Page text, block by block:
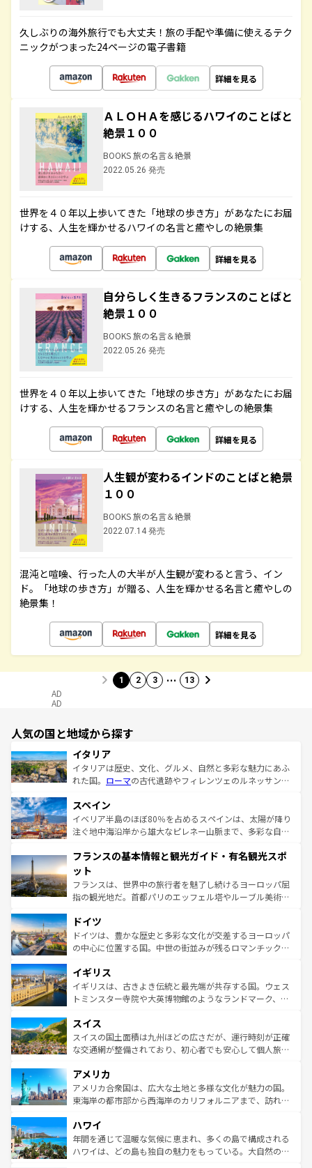
久しぶりの海外旅行でも大丈夫！旅の手配や準備に使えるテク
ニックがつまった24ページの電子書籍
詳細を見る
ＡＬＯＨＡを感じるハワイのことばと
絶景１００
BOOKS 旅の名言＆絶景
2022.05.26 発売
世界を４０年以上歩いてきた「地球の歩き方」があなたにお届
けする、人生を輝かせるハワイの名言と癒やしの絶景集
詳細を見る
自分らしく生きるフランスのことばと
絶景１００
BOOKS 旅の名言＆絶景
2022.05.26 発売
世界を４０年以上歩いてきた「地球の歩き方」があなたにお届
けする、人生を輝かせるフランスの名言と癒やしの絶景集
詳細を見る
人生観が変わるインドのことばと絶景
１００
BOOKS 旅の名言＆絶景
2022.07.14 発売
混沌と喧噪、行った人の大半が人生観が変わると言う、イン
ド。「地球の歩き方」が贈る、人生を輝かせる名言と癒やしの
絶景集！
詳細を見る
1 2 3 … 13
AD
AD
人気の国と地域から探す
イタリア
イタリアは歴史、文化、グルメ、自然と多彩な魅力にあふ
れた国。 ローマの古代遺跡やフィレンツェのルネッサンス
ろん、トスカーナの美しい田園風景やアマルフィ海岸の絶
景など、自然景観も見逃せない。観光の合間には、本場の
ピザやパスタなど、絶品のイタリア料理を堪能することも
ませてくれるイタリアで、忘れられない旅をしてみよう！
なお、新着のイタリア情報は
しい。
スペイン
イベリア半島のほぼ80％を占めるスペインは、太陽が降り
注ぐ地中海沿岸から雄大なピレネー山脈まで、多彩な自然
文化が根付くこの国では、情熱的なフラメンコ、熱気あふ
れる闘牛、そして美味しいタパスが生活の一部となってい
る。首都マドリードの洗練された雰囲気や、バルセロナの
アートに溢れた街角から、地方では古代ローマ遺跡や中世
せる。地方によって風土や気候が異なるスペインはその個
性で訪れる人を魅了する。 なお、新着のスペイン情報は コ
ンテンツ一覧を参照してほしい。
フランスの基本情報と観光ガイド・有名観光スポ
ット
フランスは、世界中の旅行者を魅了し続けるヨーロッパ屈
指の観光地だ。首都パリのエッフェル塔やルーブル美術館
で、幅広い魅力が詰まっている。華麗な宮殿、歴史的な大
聖堂、美しいビーチ、そして豊かな自然が、訪れる者を心
から魅了する。また、フランスは美食の国としても知ら
いる。シャンパンの発祥地であるランス、プロヴァンスの
香り高いラベンダー畑など、多彩な楽しみ方が可能だ。さ
らに、パリ以外の地域にも魅力が溢れており、どの街角に
れる地方に足を運ぶとそれぞれで全く異なる文化を体験で
きるだろう。 なお、新着のフランス情報はコンテンツ一覧
を参照してほしい。
ドイツ
ドイツは、豊かな歴史と多彩な文化が交差するヨーロッパ
の中心に位置する国。中世の街並みが残るロマンチック街
顔を持つこの国は、どこを歩いても飽きることがない。ベ
ルリンの文化的活気、バイエルン州のアルプスの絶景、そ
してライン川沿いのワイン畑といった風景は必見。ビール
は、お酒好きな人にはぜひ体験してほしい。 なお、新着の
ドイツ情報はコンテンツ一覧を参照してほしい。
イギリス
イギリスは、古きよき伝統と最先端が共存する国。ウェス
トミンスター寺院や大英博物館のようなランドマーク、歴
リアごとに異なる魅力がある。また、優雅なアフタヌーン
ティー、ビール好きにはたまらない英国パブ、サッカー観
戦など、本場だからこそできる体験も豊富。イギリスを旅
ンツ一覧を参照してほしい。
スイス
スイスの国土面積は九州ほどの広さだが、運行時刻が正確
な交通網が整備されており、初心者でも安心して個人旅行
の建物がそのまま残る町や、スイスならではのユニークな
博物館もあり、アルプス観光だけでなく町歩きも満喫する
ことができる。国民の所得が高いため物価も高いが、旅行
ば市内交通費無料で観光を楽しむこともできる。 なお、新
着のスイス情報はコンテンツ一覧 を参照してほしい。
アメリカ
アメリカ合衆国は、広大な土地と多様な文化が魅力の国。
東海岸の都市部から西海岸のカリフォルニアまで、訪れる
のような巨大都市は、観光、ショッピング、エンターテイ
ンメントが詰まった刺激的なスポットだ。一方、アメリカ
西部には大自然が広がり、グランドキャニオンやイエロー
ハワイ
年間を通じて温暖な気候に恵まれ、多くの島で構成される
ハワイは、どの島も独自の魅力をもっている。大自然の神